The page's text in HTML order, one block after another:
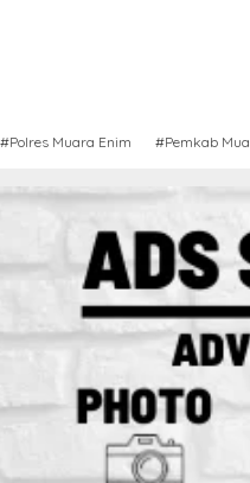
#Polres Muara Enim #Pemkab